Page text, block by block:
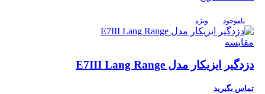
ناموجود ویژه
مقایسه
دزدگیر ایزیکار مدل E7III Lang Range
تماس بگیرید